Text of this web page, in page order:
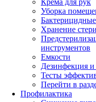
Крема для рук
Уборка
Хранение
инструментов
Емкости
Дезинфекция и
Тесты
Перейти в
Профилактика